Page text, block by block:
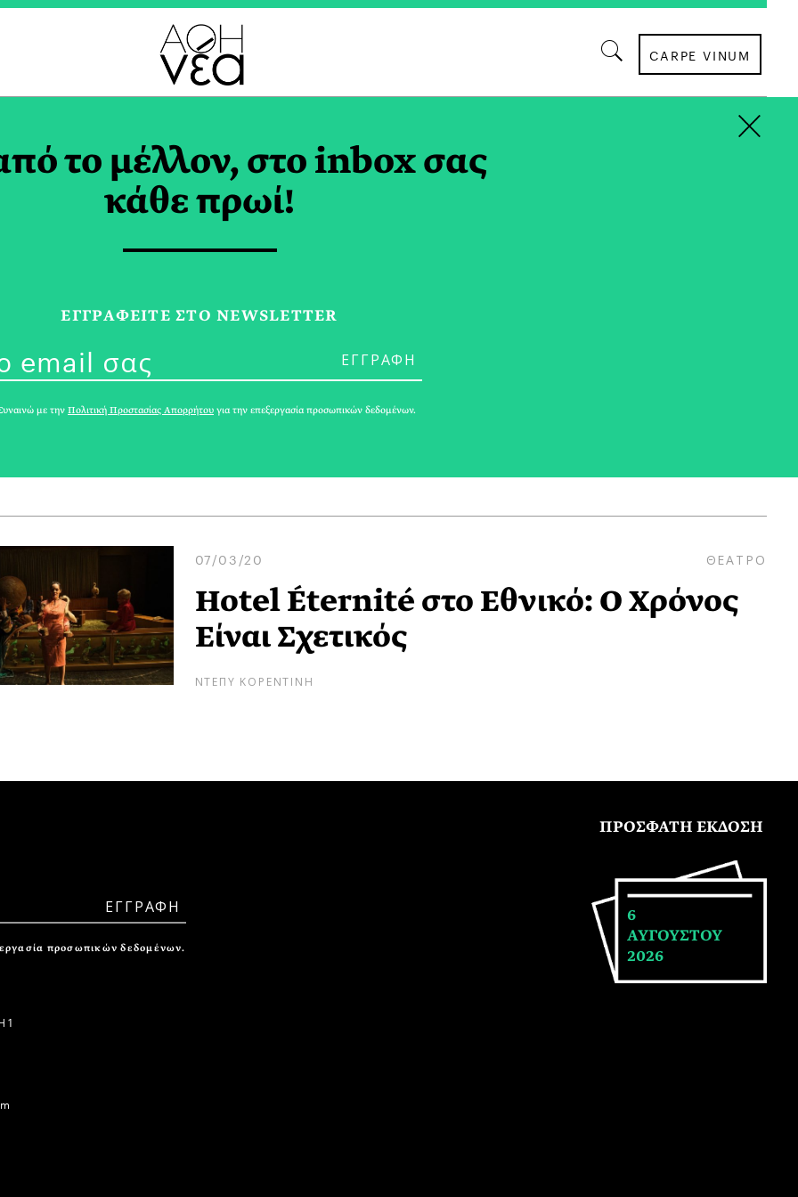
CARPE VINUM
ΜΑΞΟΥΡΗ TAG
Συνέντευξη με την Έμιλυ Λουίζου | Το
Θέατρο Θέτει Ερωτήματα και Τροφή
για Σκέψη
07/03/20 ΘΕΑΤΡΟ
Hotel Éternité στο Εθνικό: Ο Χρόνος
Είναι Σχετικός
ΝΤΕΠΥ ΚΟΡΕΝΤΙΝΗ
προσωπικών δεδομένων.
1
ΠΡΟΣΦΑΤΗ ΕΚΔΟΣΗ
6
ΑΥΓΟΥΣΤΟΥ
2026
το μέλλον, στο inbox σας
κάθε πρωί!
ΕΓΓPΑΦΕΙΤΕ ΣΤΟ NEWSLETTER
με την Πολιτική Προστασίας Απορρήτου για την επεξεργασία προσωπικών δεδομένων.
×